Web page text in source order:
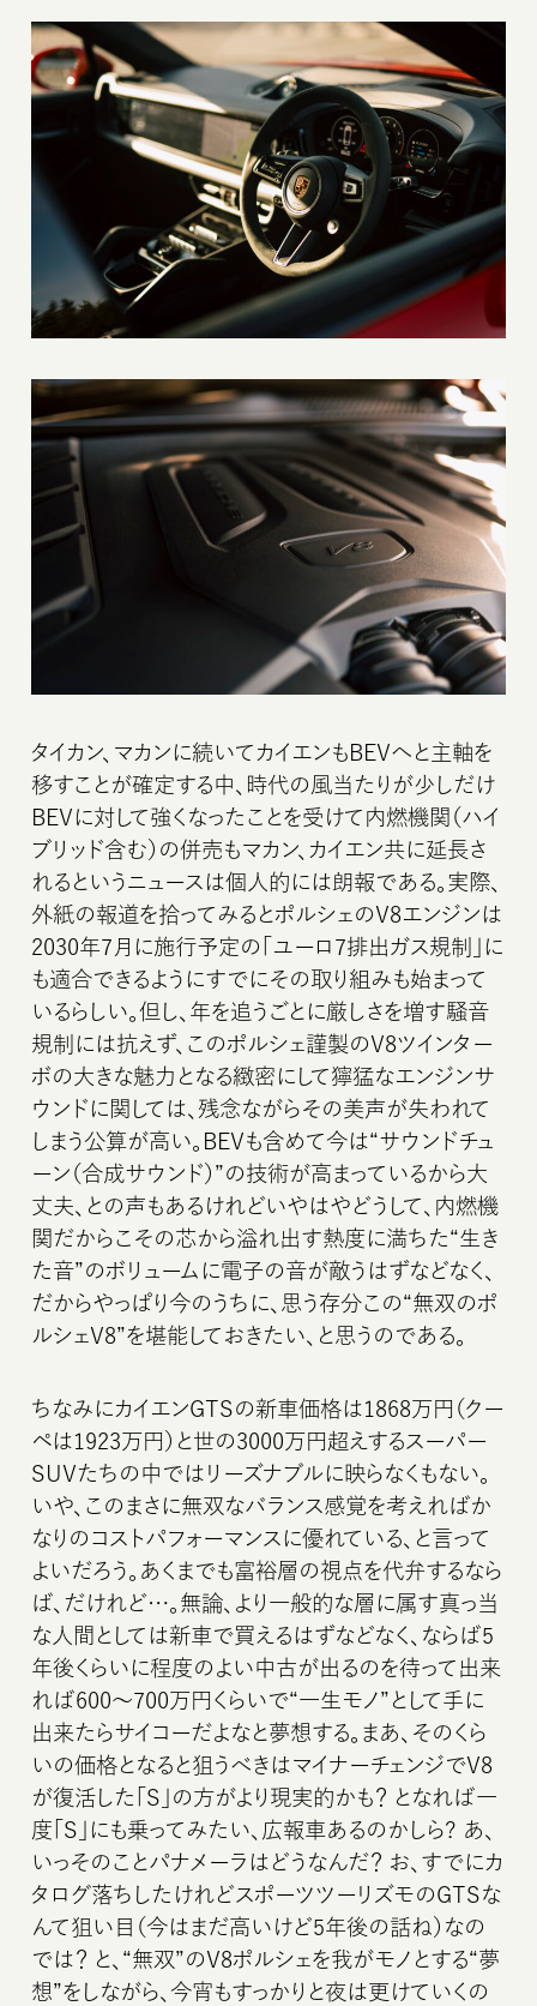
タイカン、マカンに続いてカイエンもBEVへと主軸を
移すことが確定する中、時代の風当たりが少しだけ
BEVに対して強くなったことを受けて内燃機関（ハイ
ブリッド含む）の併売もマカン、カイエン共に延長さ
れるというニュースは個人的には朗報である。実際、
外紙の報道を拾ってみるとポルシェのV8エンジンは
2030年7月に施行予定の「ユーロ7排出ガス規制」に
も適合できるようにすでにその取り組みも始まって
いるらしい。但し、年を追うごとに厳しさを増す騒音
規制には抗えず、このポルシェ謹製のV8ツインター
ボの大きな魅力となる緻密にして獰猛なエンジンサ
ウンドに関しては、残念ながらその美声が失われて
しまう公算が高い。BEVも含めて今は“サウンドチュ
ーン（合成サウンド）”の技術が高まっているから大
丈夫、との声もあるけれどいやはやどうして、内燃機
関だからこその芯から溢れ出す熱度に満ちた“生き
た音”のボリュームに電子の音が敵うはずなどなく、
だからやっぱり今のうちに、思う存分この“無双のポ
ルシェV8”を堪能しておきたい、と思うのである。
ちなみにカイエンGTSの新車価格は1868万円（クー
ペは1923万円）と世の3000万円超えするスーパー
SUVたちの中ではリーズナブルに映らなくもない。
いや、このまさに無双なバランス感覚を考えればか
なりのコストパフォーマンスに優れている、と言って
よいだろう。あくまでも富裕層の視点を代弁するなら
ば、だけれど…。無論、より一般的な層に属す真っ当
な人間としては新車で買えるはずなどなく、ならば5
年後くらいに程度のよい中古が出るのを待って出来
れば600〜700万円くらいで“一生モノ”として手に
出来たらサイコーだよなと夢想する。まあ、そのくら
いの価格となると狙うべきはマイナーチェンジでV8
が復活した「S」の方がより現実的かも？ となれば一
度「S」にも乗ってみたい、広報車あるのかしら? あ、
いっそのことパナメーラはどうなんだ？ お、すでにカ
タログ落ちしたけれどスポーツツーリズモのGTSな
んて狙い目（今はまだ高いけど5年後の話ね）なの
では？ と、“無双”のV8ポルシェを我がモノとする“夢
想”をしながら、今宵もすっかりと夜は更けていくの